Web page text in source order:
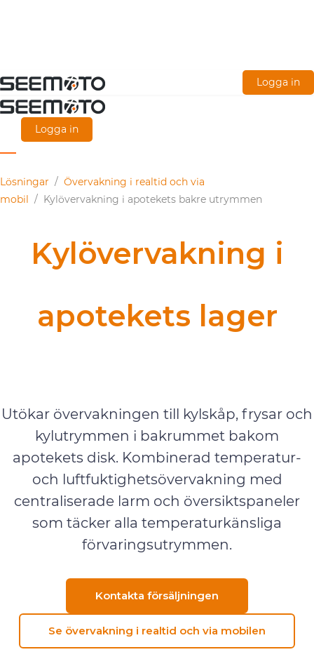
Gå
direkt
huvudinnehållet
Logga in
Logga in
Lösningar / Övervakning i realtid och via
mobil / Kylövervakning i apotekets bakre utrymmen
Kylövervakning i
apotekets lager
Utökar övervakningen till kylskåp, frysar och
kylutrymmen i bakrummet bakom
apotekets disk. Kombinerad temperatur-
och luftfuktighetsövervakning med
centraliserade larm och översiktspaneler
som täcker alla temperaturkänsliga
förvaringsutrymmen.
Kontakta försäljningen
Se övervakning i realtid och via mobilen